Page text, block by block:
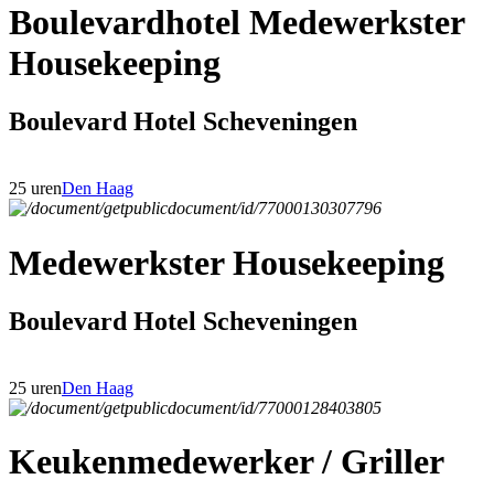
Boulevardhotel Medewerkster
Housekeeping
Boulevard Hotel Scheveningen
25 urenDen Haag
Medewerkster Housekeeping
Boulevard Hotel Scheveningen
25 urenDen Haag
Keukenmedewerker / Griller